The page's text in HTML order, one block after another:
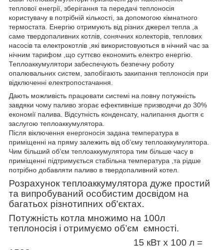
теплової енегрії, зберігання та передачі теплоносія
користувачу в потрібній кількості, за допомогою кімнатного
термостата. Енергію отримують від різних джерел тепла ,а
саме твердопаливних котлів, сонячних колекторів, теплових
насосів та електрокотлів ,які використовуються в нічний час за
нічним тарифом ,що суттєво економить електро енергію.
Теплоаккумулятори забеспечують безпечну роботу
опалювальних систем, запобігають закипання теплоносія при
відключенні електропостачання.
Дають можливість працювати системі на повну потужність
завдяки чому паливо згорає ефективніше призводячи до 30%
економії палива. Відсутність конденсату, налипання дьогтя є
заслугою теплоаккумулятора.
Після віключення енергоносія задана температура в
приміщенні на пряму залежить від об’єму теплоаккумулятора.
Чим більший об’єм теплоаккумулятора тим більше часу в
приміщенні підтримується стабільна температура ,та рідше
потрібно добавляти паливо в твердопаливний котел.
Розрахунок теплоаккумулятора дуже простий
та випробуваний особистим досвідом на
багатьох різнотипних об'єктах.
Потужність котла множимо на 100л
теплоносія і отримуємо об’єм ємності.
15 кВт х 100 л =